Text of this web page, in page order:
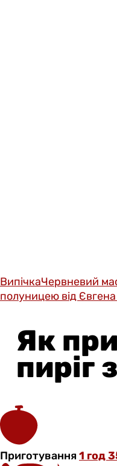
ВипічкаЧервневий
полуницею від
Як
пиріг
Приготування1 год